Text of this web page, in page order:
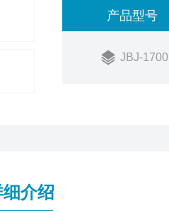
产品型号
JBJ-1700
介绍